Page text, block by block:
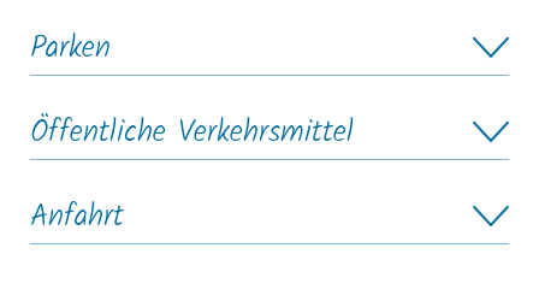
Parken
Öffentliche Verkehrsmittel
Anfahrt